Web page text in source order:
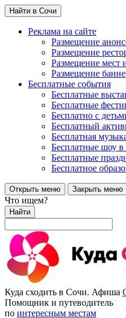
Найти в Сочи
Реклама на сайте
Размещение
Размещение
Размещение мест
Размещение
Бесплатные события
Бесплатные
Бесплатные
Бесплатно с
Бесплатный
Бесплатная
Бесплатные шоу
Бесплатные
Бесплатное
Открыть меню Закрыть меню
Что ищем?
Найти
Куда сходить в Сочи. Афиша
Помощник и путеводитель
по интересным местам